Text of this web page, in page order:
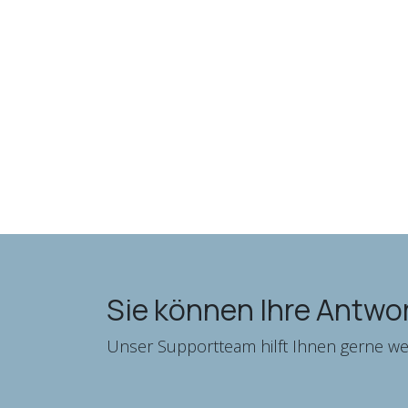
Sie können Ihre
Unser Supportteam hilft Ihnen gerne